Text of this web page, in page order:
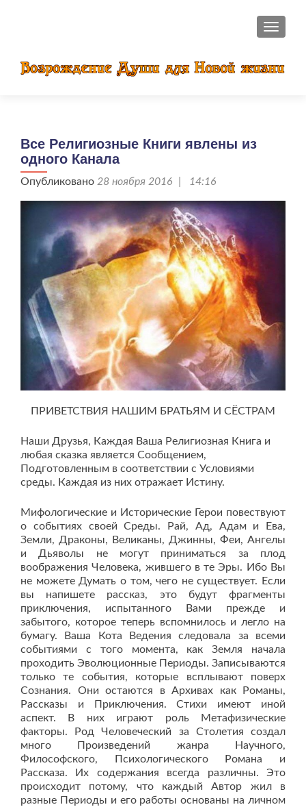
Все Религиозные Книги явлены из
одного Канала
Опубликовано 28 ноября 2016 | 14:16
ПРИВЕТСТВИЯ НАШИМ БРАТЬЯМ И СЁСТРАМ
Наши Друзья, Каждая Ваша Религиозная Книга и
любая сказка является Сообщением,
Подготовленным в соответствии с Условиями
среды. Каждая из них отражает Истину.
Мифологические и Исторические Герои повествуют
о событиях своей Среды. Рай, Ад, Адам и Ева,
Земли, Драконы, Великаны, Джинны, Феи, Ангелы
и Дьяволы не могут приниматься за плод
воображения Человека, жившего в те Эры. Ибо Вы
не можете Думать о том, чего не существует. Если
вы напишете рассказ, это будут фрагменты
приключения, испытанного Вами прежде и
забытого, которое теперь вспомнилось и легло на
бумагу. Ваша Кота Ведения следовала за всеми
событиями с того момента, как Земля начала
проходить Эволюционные Периоды. Записываются
только те события, которые всплывают поверх
Сознания. Они остаются в Архивах как Романы,
Рассказы и Приключения. Стихи имеют иной
аспект. В них играют роль Метафизические
факторы. Род Человеческий за Столетия создал
много Произведений жанра Научного,
Философского, Психологического Романа и
Рассказа. Их содержания всегда различны. Это
происходит потому, что каждый Автор жил в
разные Периоды и его работы основаны на личном